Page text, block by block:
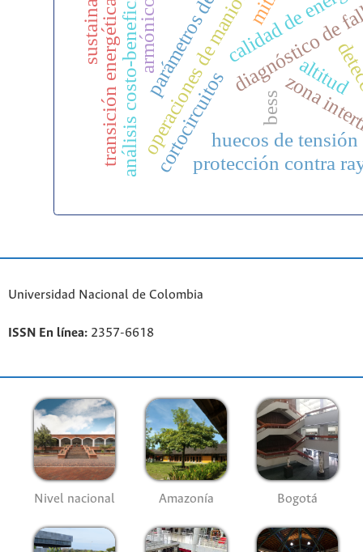
diagnóstico de
cortocircuitos
operaciones de maniobras
análisis costo-beneficio zona
protección contra
armónicos calidad de energía
huecos de tensión
transición energética bess
altitud
Universidad Nacional de Colombia
ISSN En línea: 2357-6618
Nivel nacional Amazonía Bogotá